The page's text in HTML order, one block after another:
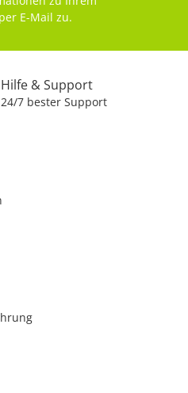
Hilfe & Support
24/7 bester Support
E-Mail zu.